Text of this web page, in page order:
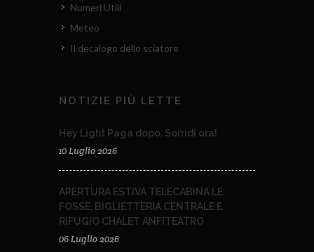
Numeri Utili
Meteo
Il decalogo dello sciatore
NOTIZIE PIÙ LETTE
Hey Light Paga dopo. Sorridi ora!
10 Luglio 2026
APERTURA ESTIVA TELECABINA LE
FOSSE, BIGLIETTERIA CENTRALE E
RIFUGIO CHALET ANFITEATRO
06 Luglio 2026